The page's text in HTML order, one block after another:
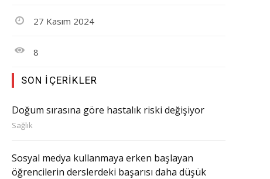
27 Kasım 2024
8
SON İÇERIKLER
Doğum sırasına göre hastalık riski değişiyor
Sağlık
Sosyal medya kullanmaya erken başlayan
öğrencilerin derslerdeki başarısı daha düşük